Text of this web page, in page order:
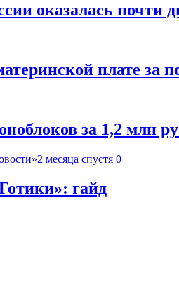
оказалась почти
плате за
за 1,2 млн
2 месяца спустя 0
гайд